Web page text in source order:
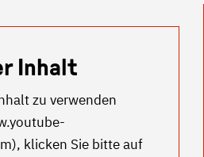
Inhalt
zu verwenden
), klicken Sie bitte auf